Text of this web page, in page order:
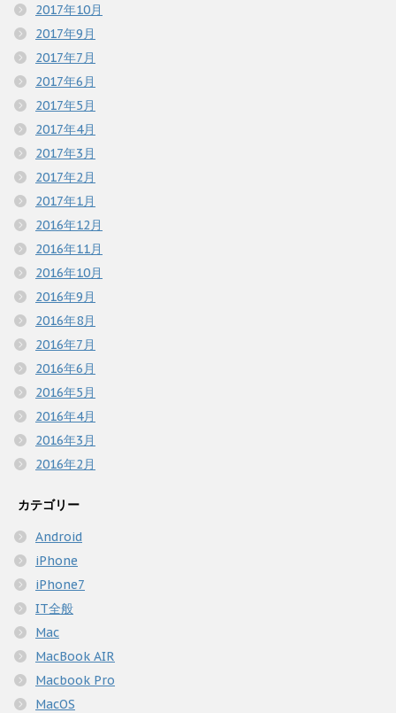
2017年10月
2017年9月
2017年7月
2017年6月
2017年5月
2017年4月
2017年3月
2017年2月
2017年1月
2016年12月
2016年11月
2016年10月
2016年9月
2016年8月
2016年7月
2016年6月
2016年5月
2016年4月
2016年3月
2016年2月
カテゴリー
Android
iPhone
iPhone7
IT全般
Mac
MacBook AIR
Macbook Pro
MacOS